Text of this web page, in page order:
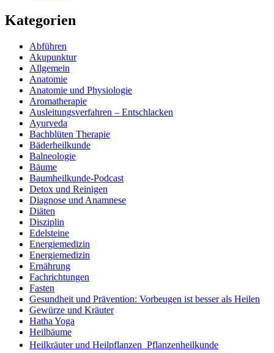
Kategorien
Abführen
Akupunktur
Allgemein
Anatomie
Anatomie und Physiologie
Aromatherapie
Ausleitungsverfahren – Entschlacken
Ayurveda
Bachblüten Therapie
Bäderheilkunde
Balneologie
Bäume
Baumheilkunde-Podcast
Detox und Reinigen
Diagnose und Anamnese
Diäten
Disziplin
Edelsteine
Energiemedizin
Energiemedizin
Ernährung
Fachrichtungen
Fasten
Gesundheit und Prävention: Vorbeugen ist besser als Heilen
Gewürze und Kräuter
Hatha Yoga
Heilbäume
Heilkräuter und Heilpflanzen  Pflanzenheilkunde